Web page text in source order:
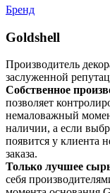
Бренд
Goldshell
Производитель
заслуженной
Собственное
позволяет
немаловажный
наличии, а если
появится у клиента
заказа.
Только лучшее
себя